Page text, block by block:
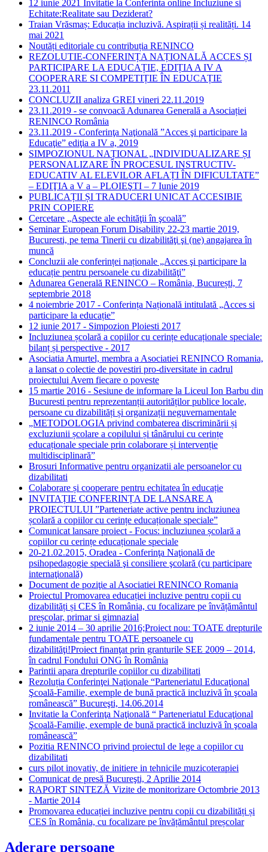
12 iunie 2021 Invitatie la Conferinta online Incluziune si
Echitate:Realitate sau Deziderat?
Traian Vrăsmaș: Educația incluzivă. Aspirații și realități. 14
mai 2021
Noutăți editoriale cu contribuția RENINCO
REZOLUTIE-CONFERINȚA NAȚIONALĂ ACCES ȘI
PARTICIPARE LA EDUCAȚIE, EDIȚIA A IV A
COOPERARE SI COMPETIȚIE ÎN EDUCAȚIE
23.11.2011
CONCLUZII analiza GREI vineri 22.11.2019
23.11.2019 - se convoacă Adunarea Generală a Asociației
RENINCO România
23.11.2019 - Conferinţa Naţională ”Acces şi participare la
Educaţie” ediţia a IV a, 2019
SIMPOZIONUL NAȚIONAL „INDIVIDUALIZARE ȘI
PERSONALIZARE ÎN PROCESUL INSTRUCTIV-
EDUCATIV AL ELEVILOR AFLAȚI ÎN DIFICULTATE”
– EDIŢIA a V a – PLOIEŞTI – 7 Iunie 2019
PUBLICAȚII ȘI TRADUCERI UNICAT ACCESIBIE
PRIN COPIERE
Cercetare „Aspecte ale echităţii în şcoală”
Seminar European Forum Disability 22-23 martie 2019,
Bucuresti, pe tema Tinerii cu dizabilităţi şi (ne) angajarea în
muncă
Concluzii ale conferinței naționale „Acces şi participare la
educație pentru persoanele cu dizabilităţi”
Adunarea Generală RENINCO – România, București, 7
septembrie 2018
4 noiembrie 2017 - Conferința Națională intitulată „Acces si
participare la educație”
12 iunie 2017 - Simpozion Ploiesti 2017
Incluziunea școlară a copiilor cu cerințe educaționale speciale:
bilanț și perspective - 2017
Asociatia Amurtel, membra a Asociatiei RENINCO Romania,
a lansat o colectie de povestiri pro-diversitate in cadrul
proiectului Avem fiecare o poveste
15 martie 2016 - Sesiune de informare la Liceul Ion Barbu din
Bucuresti pentru reprezentanții autorităților publice locale,
persoane cu dizabilități și organizații neguvernamentale
„METODOLOGIA privind combaterea discriminării și
excluziunii școlare a copilului și tânărului cu cerințe
educaționale speciale prin colaborare și intervenție
multidisciplinară”
Brosuri Informative pentru organizatii ale persoanelor cu
dizabilitati
Colaborare și cooperare pentru echitatea în educație
INVITAȚIE CONFERINȚA DE LANSARE A
PROIECTULUI ”Parteneriate active pentru incluziunea
școlară a copiilor cu cerințe educaționale speciale”
Comunicat lansare proiect - Focus: incluziunea școlară a
copiilor cu cerințe educaționale speciale
20-21.02.2015, Oradea - Conferinţa Naţională de
psihopedagogie specială şi consiliere şcolară (cu participare
internaţională)
Document de poziţie al Asociatiei RENINCO Romania
Proiectul Promovarea educației incluzive pentru copii cu
dizabilități și CES în România, cu focalizare pe învățământul
preșcolar, primar si gimnazial
2 iunie 2014 – 30 aprilie 2016;Proiect nou: TOATE drepturile
fundamentale pentru TOATE persoanele cu
dizabilităţi!Proiect finanţat prin granturile SEE 2009 – 2014,
în cadrul Fondului ONG în România
Parintii apara drepturile copiilor cu dizabilitati
Rezoluția Conferinţei Naţionale “Parteneriatul Educaţional
Şcoală-Familie, exemple de bună practică incluzivă în şcoala
românească” Bucureşti, 14.06.2014
Invitatie la Conferinţa Naţională “ Parteneriatul Educaţional
Şcoală-Familie, exemple de bună practică incluzivă în şcoala
românească”
Pozitia RENINCO privind proiectul de lege a copiilor cu
dizabilitati
curs pilot inovativ, de initiere in tehnicile muzicoterapiei
Comunicat de presă Bucureşti, 2 Aprilie 2014
RAPORT SINTEZĂ Vizite de monitorizare Octombrie 2013
- Martie 2014
Promovarea educației incluzive pentru copii cu dizabilități și
CES în România, cu focalizare pe învățământul preșcolar
Aderare persoane